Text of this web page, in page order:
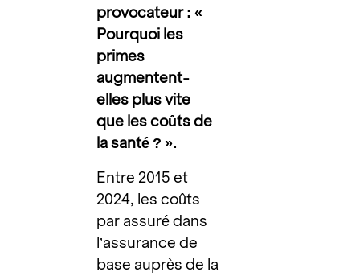
provocateur : «
Pourquoi les
primes
augmentent-
elles plus vite
que les coûts de
la santé ? ».
Entre 2015 et
2024, les coûts
par assuré dans
l’assurance de
base auprès de la